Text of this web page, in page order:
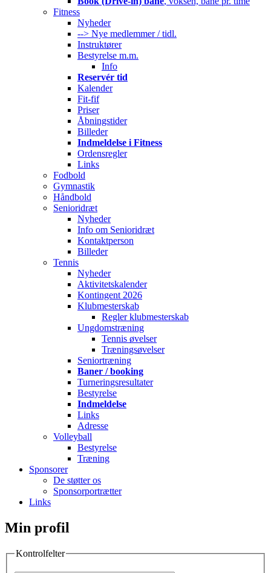
Fitness
Nyheder
--> Nye medlemmer / tidl.
Instruktører
Bestyrelse m.m.
Info
Reservér tid
Kalender
Fit-fif
Priser
Åbningstider
Billeder
Indmeldelse i Fitness
Ordensregler
Links
Fodbold
Gymnastik
Håndbold
Senioridræt
Nyheder
Info om Senioridræt
Kontaktperson
Billeder
Tennis
Nyheder
Aktivitetskalender
Kontingent 2026
Klubmesterskab
Regler klubmesterskab
Ungdomstræning
Tennis øvelser
Træningsøvelser
Seniortræning
Baner / booking
Turneringsresultater
Bestyrelse
Indmeldelse
Links
Adresse
Volleyball
Bestyrelse
Træning
Sponsorer
De støtter os
Sponsorportrætter
Links
Min profil
Kontrolfelter